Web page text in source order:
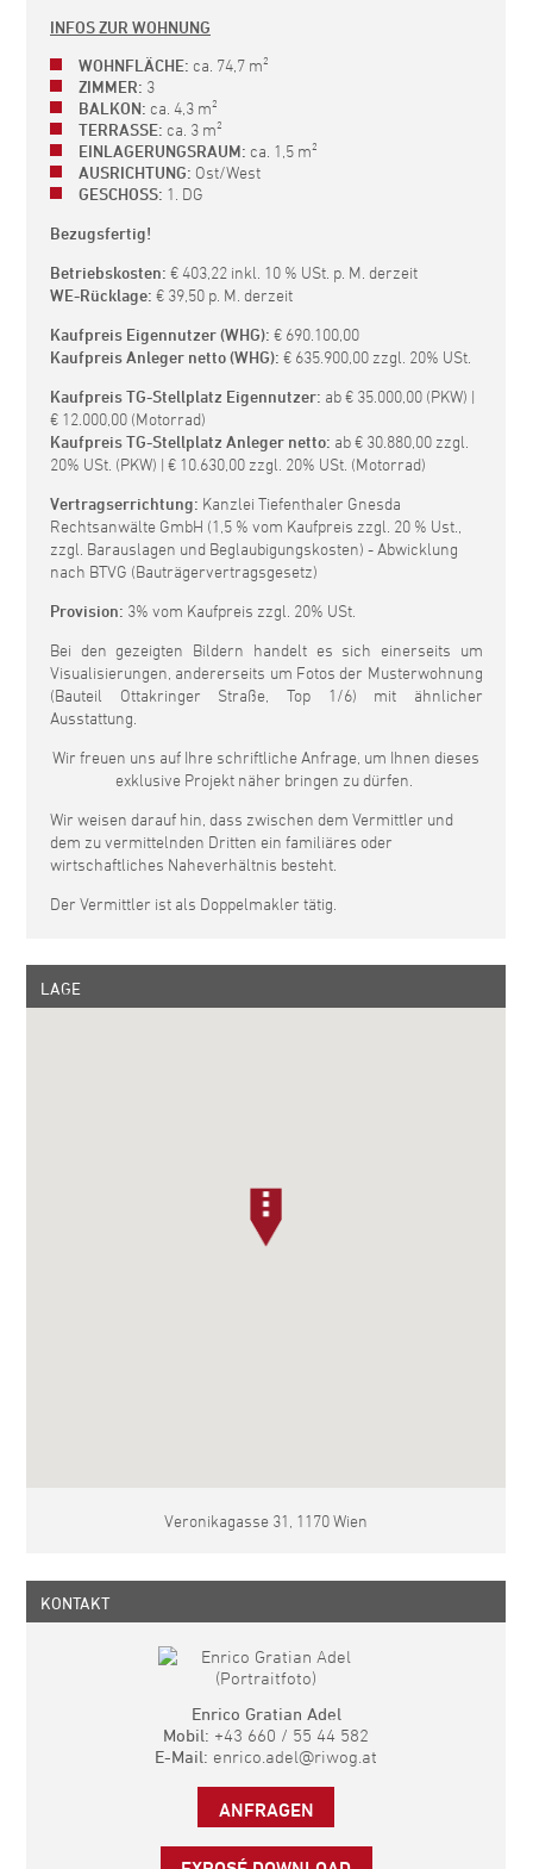
INFOS ZUR WOHNUNG
WOHNFLÄCHE: ca. 74,7 m²
ZIMMER: 3
BALKON: ca. 4,3 m²
TERRASSE: ca. 3 m²
EINLAGERUNGSRAUM: ca. 1,5 m²
AUSRICHTUNG: Ost/West
GESCHOSS: 1. DG
Bezugsfertig!
Betriebskosten: € 403,22 inkl. 10 % USt. p. M. derzeit
WE-Rücklage: € 39,50 p. M. derzeit
Kaufpreis Eigennutzer (WHG): € 690.100,00
Kaufpreis Anleger netto (WHG): € 635.900,00 zzgl. 20% USt.
Kaufpreis TG-Stellplatz Eigennutzer: ab € 35.000,00 (PKW) |
€ 12.000,00 (Motorrad)
Kaufpreis TG-Stellplatz Anleger netto: ab € 30.880,00 zzgl.
20% USt. (PKW) | € 10.630,00 zzgl. 20% USt. (Motorrad)
Vertragserrichtung: Kanzlei Tiefenthaler Gnesda
Rechtsanwälte GmbH (1,5 % vom Kaufpreis zzgl. 20 % Ust.,
zzgl. Barauslagen und Beglaubigungskosten) - Abwicklung
nach BTVG (Bauträgervertragsgesetz)
Provision: 3% vom Kaufpreis zzgl. 20% USt.
Bei den gezeigten Bildern handelt es sich einerseits um
Visualisierungen, andererseits um Fotos der Musterwohnung
(Bauteil Ottakringer Straße, Top 1/6) mit ähnlicher
Ausstattung.
Wir freuen uns auf Ihre schriftliche Anfrage, um Ihnen dieses
exklusive Projekt näher bringen zu dürfen.
Wir weisen darauf hin, dass zwischen dem Vermittler und
dem zu vermittelnden Dritten ein familiäres oder
wirtschaftliches Naheverhältnis besteht.
Der Vermittler ist als Doppelmakler tätig.
LAGE
Veronikagasse 31, 1170 Wien
KONTAKT
Enrico Gratian Adel
Mobil: +43 660 / 55 44 582
E-Mail: enrico.adel@riwog.at
ANFRAGEN